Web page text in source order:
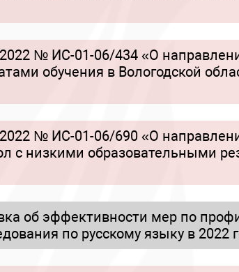
№ ИС-01-06/434 «О
обучения в Вологодской
№ ИС-01-06/690 «О
с низкими образовательными
об эффективности мер по
по русскому языку в 2022